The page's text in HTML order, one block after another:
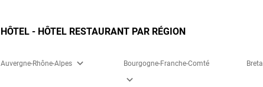
HÔTEL - HÔTEL RESTAURANT PAR RÉGION
Auvergne-Rhône-Alpes expand_more Bourgogne-Franche-Comté
expand_more